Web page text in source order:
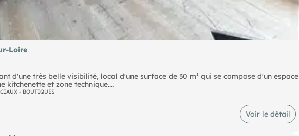
Loire
d'une très belle visibilité, local d'une surface de 30 m² qui se compose d'un espace
kitchenette et zone technique.
bien est exposé sont disponibles sur le site Géorisques :
- BOUTIQUES
Voir le détail